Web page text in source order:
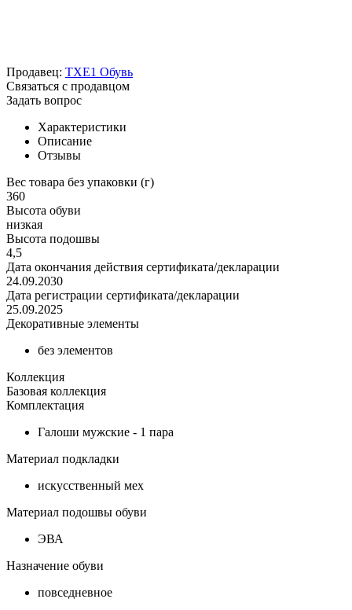
Продавец: TXE1 Обувь
Связаться с продавцом
Задать вопрос
Характеристики
Описание
Отзывы
Вес товара без упаковки (г)
360
Высота обуви
низкая
Высота подошвы
4,5
Дата окончания действия сертификата/декларации
24.09.2030
Дата регистрации сертификата/декларации
25.09.2025
Декоративные элементы
без элементов
Коллекция
Базовая коллекция
Комплектация
Галоши мужские - 1 пара
Материал подкладки
искусственный мех
Материал подошвы обуви
ЭВА
Назначение обуви
повседневное